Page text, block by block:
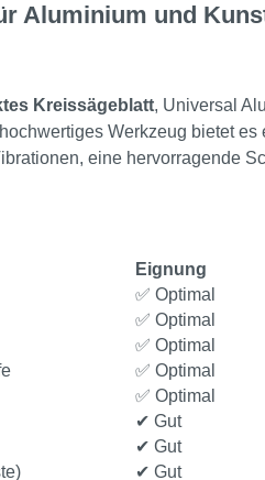
Aluminium und
Kreissägeblatt, Universal
Werkzeug bietet
eine hervorragende
Eignung
✅ Optimal
✅ Optimal
✅ Optimal
✅ Optimal
✅ Optimal
✔ Gut
✔ Gut
✔ Gut